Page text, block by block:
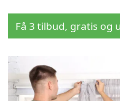
Få 3 tilbud, gratis og